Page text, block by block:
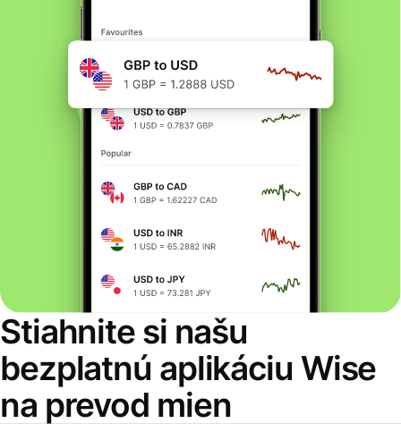
Stiahnite si našu
bezplatnú aplikáciu Wise
na prevod mien